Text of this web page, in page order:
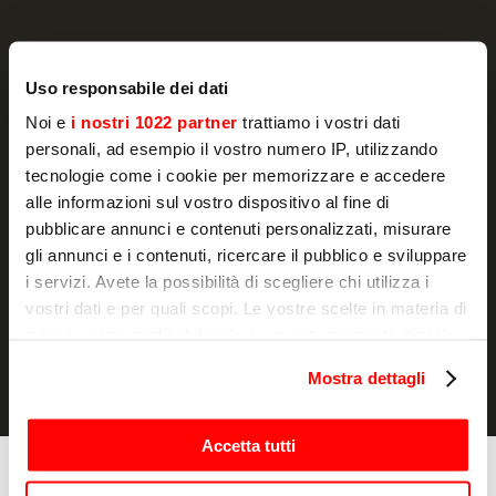
Uso responsabile dei dati
Noi e i nostri 1022 partner trattiamo i vostri dati
personali, ad esempio il vostro numero IP, utilizzando
tecnologie come i cookie per memorizzare e accedere
alle informazioni sul vostro dispositivo al fine di
pubblicare annunci e contenuti personalizzati, misurare
gli annunci e i contenuti, ricercare il pubblico e sviluppare
i servizi. Avete la possibilità di scegliere chi utilizza i
vostri dati e per quali scopi. Le vostre scelte in materia di
modificare o revocare il proprio consenso in qualsiasi
momento dalla Dichiarazione sui cookie o facendo clic
sull'icona di attivazione della privacy.
Mostra dettagli
Accetta tutti
NEWSLETTER
Actualité et promotions, directement dans
votre boîte e-mail
S'ABONNER
Je déclare avoir lu lanotice d'informationet j'autorise le
traitement de mes données à caractère personnel à des fins de
marketing.
Cuisson